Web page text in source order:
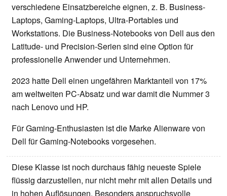
verschiedene Einsatzbereiche eignen, z. B. Business-
Laptops, Gaming-Laptops, Ultra-Portables und
Workstations. Die Business-Notebooks von Dell aus den
Latitude- und Precision-Serien sind eine Option für
professionelle Anwender und Unternehmen.
2023 hatte Dell einen ungefähren Marktanteil von 17%
am weltweiten PC-Absatz und war damit die Nummer 3
nach Lenovo und HP.
Für Gaming-Enthusiasten ist die Marke Alienware von
Dell für Gaming-Notebooks vorgesehen.
Diese Klasse ist noch durchaus fähig neueste Spiele
flüssig darzustellen, nur nicht mehr mit allen Details und
in hohen Auflösungen. Besonders anspruchsvolle